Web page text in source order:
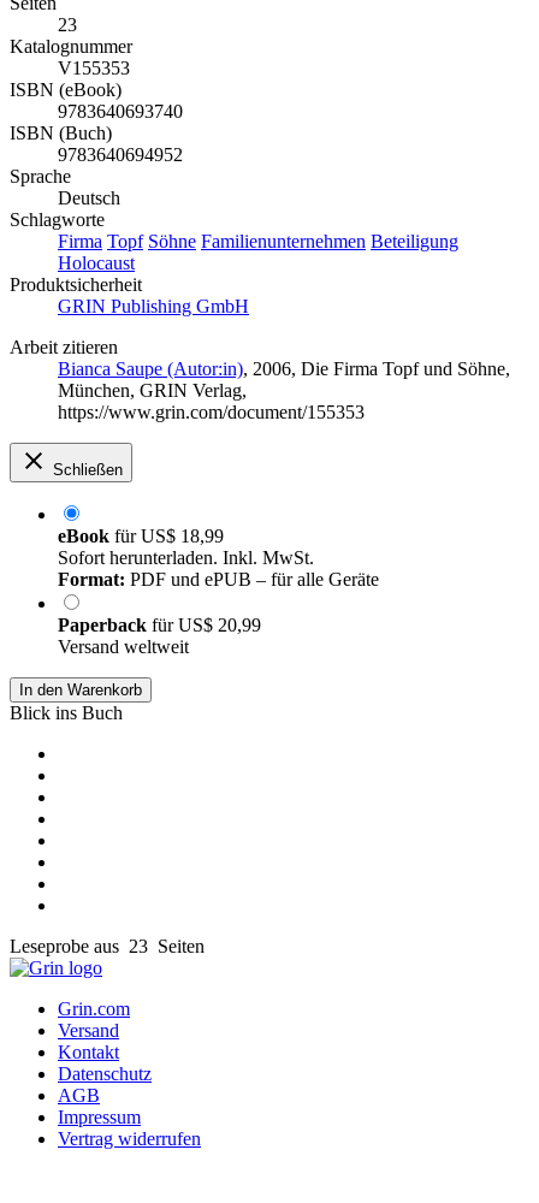
23
Katalognummer
V155353
ISBN (eBook)
9783640693740
ISBN (Buch)
9783640694952
Sprache
Deutsch
Schlagworte
Firma Topf Söhne Familienunternehmen Beteiligung
Holocaust
Produktsicherheit
GRIN Publishing GmbH
Arbeit zitieren
Bianca Saupe (Autor:in), 2006, Die Firma Topf und Söhne,
München, GRIN Verlag,
https://www.grin.com/document/155353
Schließen
eBook fürUS$ 18,99
Sofort herunterladen. Inkl. MwSt.
Format: PDF und ePUB – für alle Geräte
Paperback fürUS$ 20,99
Versand weltweit
In den Warenkorb
Blick ins Buch
Leseprobe aus 23 Seiten
Grin.com
Versand
Kontakt
Datenschutz
AGB
Impressum
Vertrag widerrufen